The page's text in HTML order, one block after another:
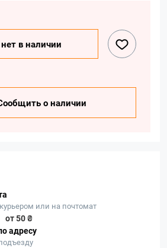
в наличии
о наличии
или на почтомат
от 50 ₴
адресу